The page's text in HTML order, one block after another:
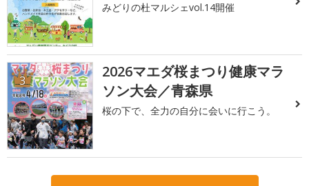
みどりの杜マルシェvol.14開催
3
2026マエダ桜まつり健康マラ
ソン大会／青森県
桜の下で、全力の自分に会いに行こう。